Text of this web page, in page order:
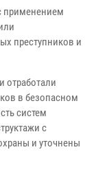
применением
преступников и
отработали
в безопасном
систем
с
и уточнены